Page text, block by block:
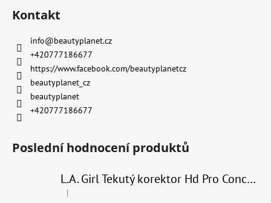
Kontakt
info@beautyplanet.cz
+420777186677
https://www.facebook.com/beautyplanetcz
beautyplanet_cz
beautyplanet
+420777186677
Poslední hodnocení produktů
L.A. Girl Tekutý korektor Hd Pro Conceal 8 g
Hodnocení produktu je 4 z 5 hvězdiček.
|